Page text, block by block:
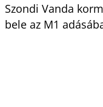
Szondi Vanda
bele az M1